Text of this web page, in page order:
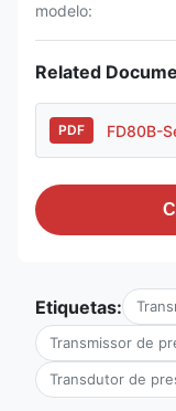
modelo:
Related
PDF FD80B-
Etiquetas:
Transmissor de
Transdutor de